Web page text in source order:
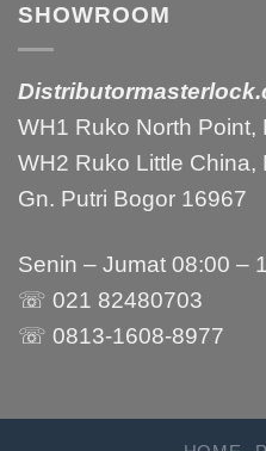
SHOWROOM
WH1 Ruko North Point,
WH2 Ruko Little China,
Gn. Putri Bogor 16967
Senin – Jumat 08:00 –
☏ 021 82480703
☏ 0813-1608-8977